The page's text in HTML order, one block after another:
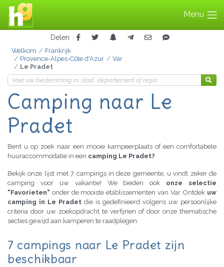
Menu
Delen
Welkom
Frankrijk
Provence-Alpes-Côte d'Azur
Var
Le Pradet
Camping naar Le
Pradet
Bent u op zoek naar een mooie kampeerplaats of een comfortabele
huuraccommodatie in een camping Le Pradet?
Bekijk onze lijst met 7 campings in deze gemeente, u vindt zeker de
camping voor uw vakantie! We bieden ook onze selectie
"Favorieten" onder de mooiste etablissementen van Var. Ontdek uw
camping in Le Pradet die is gedefinieerd volgens uw persoonlijke
criteria door uw zoekopdracht te verfijnen of door onze thematische
secties gewijd aan kamperen te raadplegen.
7 campings naar Le Pradet zijn
beschikbaar